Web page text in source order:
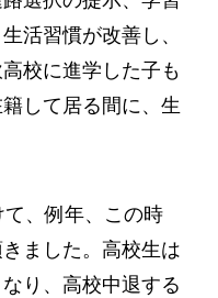
活習慣が改善し、
校に進学した子も
して居る間に、生
、例年、この時
ました。高校生は
り、高校中退する